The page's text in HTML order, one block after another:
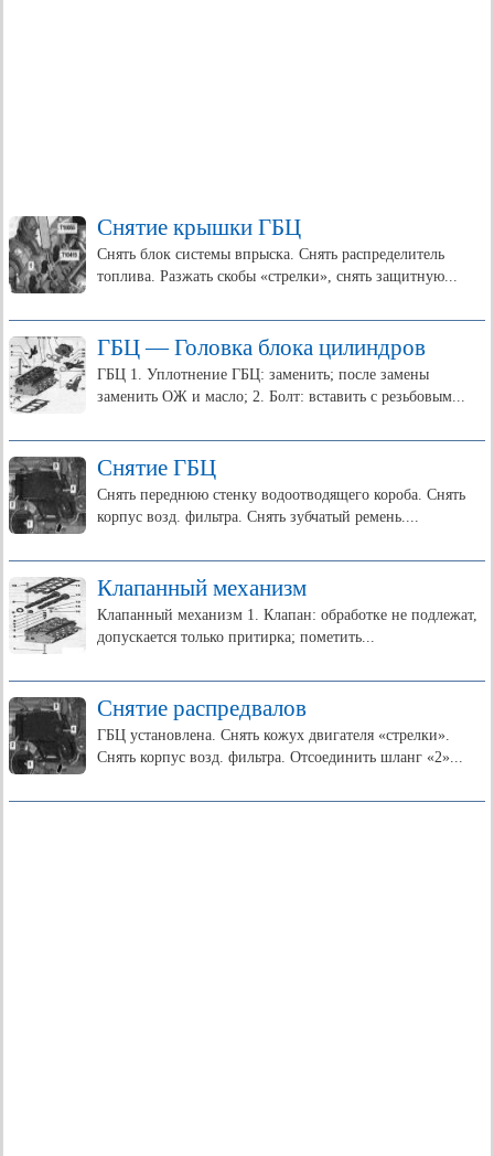
Снятие крышки ГБЦ
Снять блок системы впрыска. Снять распределитель
топлива. Разжать скобы «стрелки», снять защитную...
ГБЦ — Головка блока цилиндров
ГБЦ 1. Уплотнение ГБЦ: заменить; после замены
заменить ОЖ и масло; 2. Болт: вставить с резьбовым...
Снятие ГБЦ
Снять переднюю стенку водоотводящего короба. Снять
корпус возд. фильтра. Снять зубчатый ремень....
Клапанный механизм
Клапанный механизм 1. Клапан: обработке не подлежат,
допускается только притирка; пометить...
Снятие распредвалов
ГБЦ установлена. Снять кожух двигателя «стрелки».
Снять корпус возд. фильтра. Отсоединить шланг «2»...